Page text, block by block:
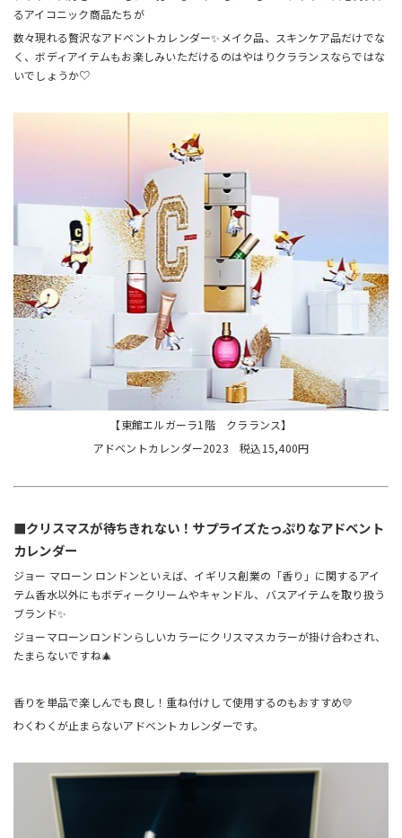
るアイコニック商品たちが
数々現れる贅沢なアドベントカレンダー✨メイク品、スキンケア品だけでな
く、ボディアイテムもお楽しみいただけるのはやはりクラランスならではな
いでしょうか♡
【東館エルガーラ1階 クラランス】
アドベントカレンダー2023 税込15,400円
■クリスマスが待ちきれない！サプライズたっぷりなアドベント
カレンダー
ジョー マローン ロンドンといえば、イギリス創業の「香り」に関するアイ
テム香水以外にもボディークリームやキャンドル、バスアイテムを取り扱う
ブランド✨
ジョーマローンロンドンらしいカラーにクリスマスカラーが掛け合わされ、
たまらないですね🎄
香りを単品で楽しんでも良し！重ね付けして使用するのもおすすめ💛
わくわくが止まらないアドベントカレンダーです。